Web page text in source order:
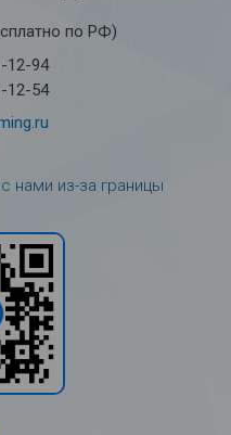
по РФ)
12-94
12-54
нами из-за границы